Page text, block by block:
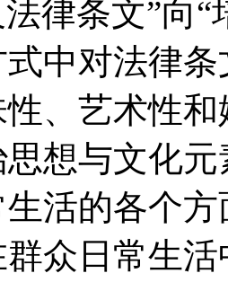
律条文”向
中对法律
、艺术性
想与文化
活的各个
众日常生